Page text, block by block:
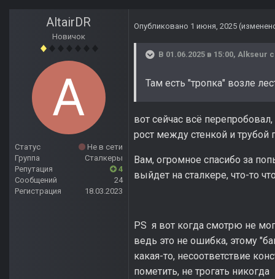
AltairDR
Новичок
Статус
Не в сети
Группа
Сталкеры
Репутация
4
Сообщений
24
Регистрация
18.03.2023
Опубликовано 1 июня, 2025
В 01.06.2025 в 15:00, Alkseur
Там есть "тропка" возле
вот сейчас всё
рост между стенкой и трубой
Вам, огромное спасибо за
выйдет на сталкере, что-то
PS я вот когда смотрю не
ведь это не ошибка, этому
какая-то, несоответствие
пометить, не трогать никогда